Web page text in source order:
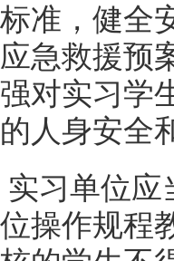
准，健全
急救援预
对实习学
的人身安
单位应
操作规程